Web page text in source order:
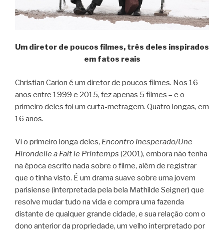
Um diretor de poucos filmes, três deles inspirados
em fatos reais
Christian Carion é um diretor de poucos filmes. Nos 16
anos entre 1999 e 2015, fez apenas 5 filmes – e o
primeiro deles foi um curta-metragem. Quatro longas, em
16 anos.
Vi o primeiro longa deles, Encontro Inesperado/Une
Hirondelle a Fait le Printemps (2001), embora não tenha
na época escrito nada sobre o filme, além de registrar
que o tinha visto. É um drama suave sobre uma jovem
parisiense (interpretada pela bela Mathilde Seigner) que
resolve mudar tudo na vida e compra uma fazenda
distante de qualquer grande cidade, e sua relação com o
dono anterior da propriedade, um velho interpretado por